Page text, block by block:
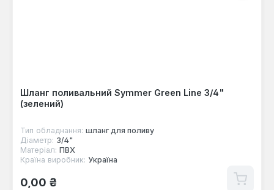
Шланг поливальний Symmer Green Line 3/4"
(зелений)
Тип обладнання: шланг для поливу
Діаметр: 3/4"
Матеріал: ПВХ
Країна виробник: Україна
Звичайна ціна:
0,00 ₴